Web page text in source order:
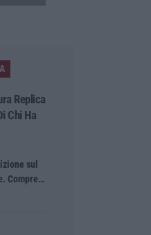
Replica
Chi Ha
sul
Compre…